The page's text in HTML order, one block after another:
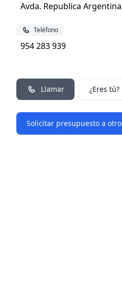
Avda. Republica
Teléfono
954 283 939
Llamar ¿Eres tú?
Solicitar presupuesto a